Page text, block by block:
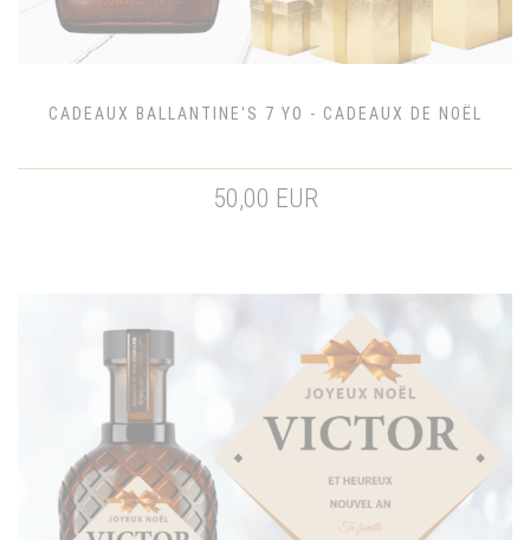
CADEAUX BALLANTINE'S 7 YO - CADEAUX DE NOËL
50,00 EUR